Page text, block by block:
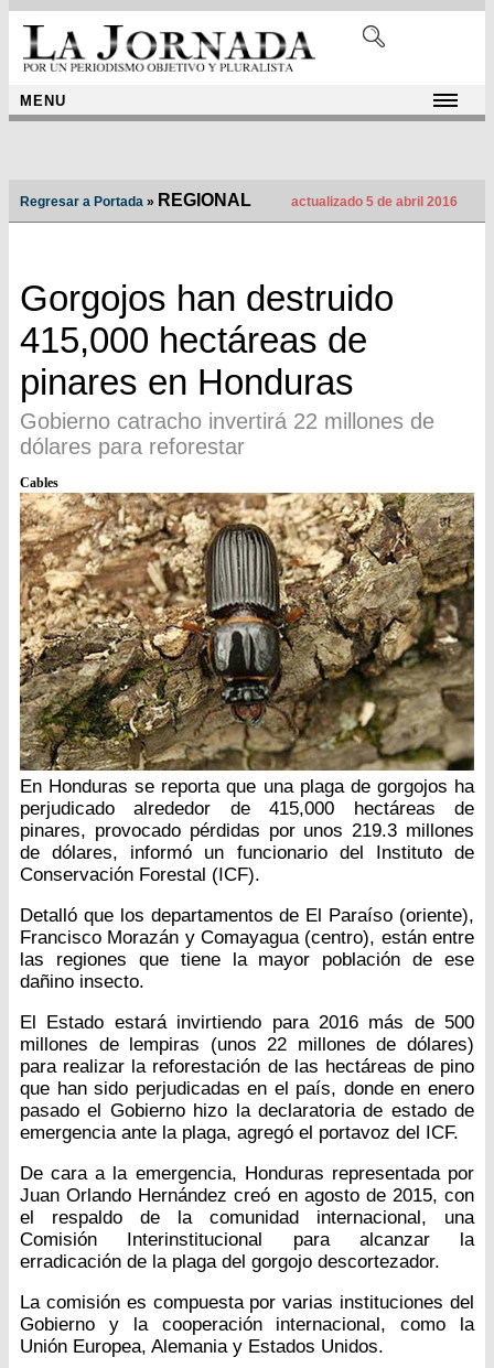
MENU
Regresar a Portada » REGIONAL actualizado 5 de abril 2016
Gorgojos han destruido
415,000 hectáreas de
pinares en Honduras
Gobierno catracho invertirá 22 millones de
dólares para reforestar
Cables
En Honduras se reporta que una plaga de gorgojos ha
perjudicado alrededor de 415,000 hectáreas de
pinares, provocado pérdidas por unos 219.3 millones
de dólares, informó un funcionario del Instituto de
Conservación Forestal (ICF).
Detalló que los departamentos de El Paraíso (oriente),
Francisco Morazán y Comayagua (centro), están entre
las regiones que tiene la mayor población de ese
dañino insecto.
El Estado estará invirtiendo para 2016 más de 500
millones de lempiras (unos 22 millones de dólares)
para realizar la reforestación de las hectáreas de pino
que han sido perjudicadas en el país, donde en enero
pasado el Gobierno hizo la declaratoria de estado de
emergencia ante la plaga, agregó el portavoz del ICF.
De cara a la emergencia, Honduras representada por
Juan Orlando Hernández creó en agosto de 2015, con
el respaldo de la comunidad internacional, una
Comisión Interinstitucional para alcanzar la
erradicación de la plaga del gorgojo descortezador.
La comisión es compuesta por varias instituciones del
Gobierno y la cooperación internacional, como la
Unión Europea, Alemania y Estados Unidos.